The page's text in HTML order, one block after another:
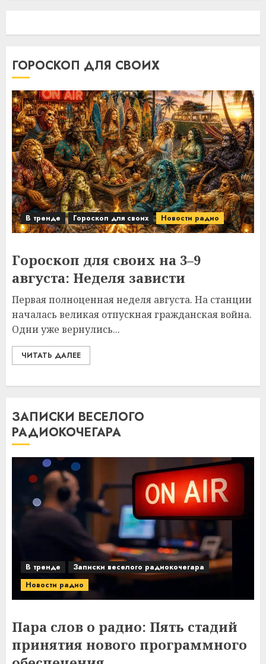
ГОРОСКОП ДЛЯ СВОИХ
В тренде Гороскоп для своих Новости радио
Гороскоп для своих на 3–9
августа: Неделя зависти
Первая полноценная неделя августа. На станции
началась великая отпускная гражданская война.
Одни уже вернулись...
ЧИТАТЬ ДАЛЕЕ
ЗАПИСКИ ВЕСЕЛОГО
РАДИОКОЧЕГАРА
В тренде
Записки веселого радиокочегара
Новости радио
Пара слов о радио: Пять стадий
принятия нового программного